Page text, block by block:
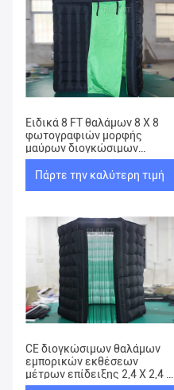
Ειδικά 8 FT θαλάμων 8 X 8
φωτογραφιών μορφής
μαύρων διογκώσιμων
οδηγημένων X για το
γεγονός
Πάρτε την καλύτερη τιμή
CE διογκώσιμων θαλάμων
εμπορικών εκθέσεων
μέτρων επίδειξης 2,4 X 2,4 X
2,4 εγκεκριμένο